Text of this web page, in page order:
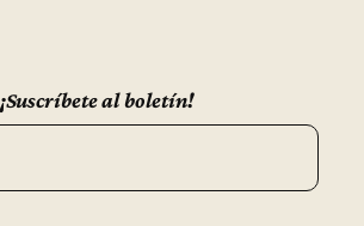
¡Suscríbete al boletín!